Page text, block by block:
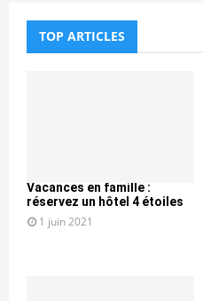
TOP ARTICLES
Vacances en famille :
réservez un hôtel 4 étoiles
1 juin 2021